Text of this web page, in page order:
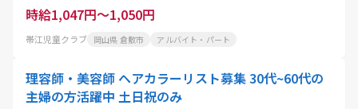
時給1,047円～1,050円
帯江児童クラブ 岡山県 倉敷市 アルバイト・パート
理容師・美容師 ヘアカラーリスト募集 30代~60代の
主婦の方活躍中 土日祝のみ